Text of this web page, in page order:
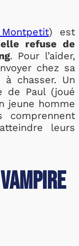
) est
elle refuse de
. Pour l’aider,
chez sa
chasser. Un
de Paul (joué
jeune homme
comprennent
leurs